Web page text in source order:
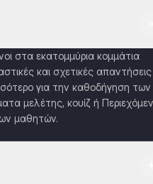
στα εκατομμύρια κομμάτια
και σχετικές απαντήσεις
για την καθοδήγηση των
μελέτης, κουίζ ή
μαθητών.